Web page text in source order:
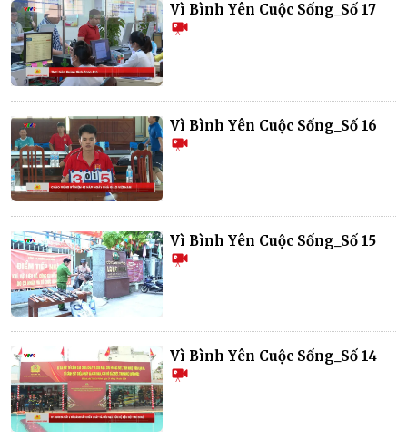
Vì Bình Yên Cuộc Sống_Số 17
Vì Bình Yên Cuộc Sống_Số 16
Vì Bình Yên Cuộc Sống_Số 15
Vì Bình Yên Cuộc Sống_Số 14